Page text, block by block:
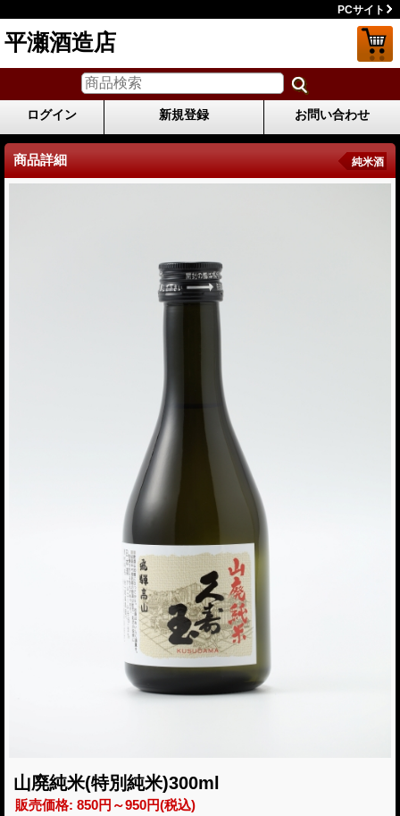
PCサイト
平瀬酒造店
ログイン 新規登録 お問い合わせ
商品詳細 純米酒
山廃純米(特別純米)300ml
販売価格: 850円～950円(税込)